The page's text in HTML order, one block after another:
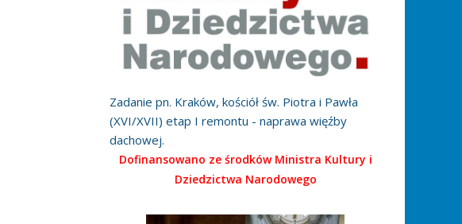
Zadanie pn. Kraków, kościół św. Piotra i Pawła
(XVI/XVII) etap I remontu - naprawa więźby
dachowej.
Dofinansowano ze środków Ministra Kultury i
Dziedzictwa Narodowego